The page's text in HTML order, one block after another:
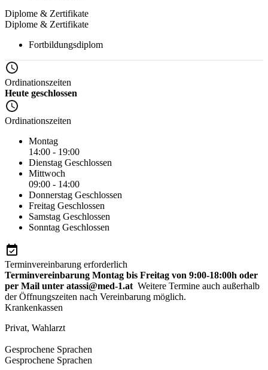
Diplome & Zertifikate
Diplome & Zertifikate
Fortbildungsdiplom
Ordinationszeiten
Heute geschlossen
Ordinationszeiten
Montag
14:00 - 19:00
Dienstag Geschlossen
Mittwoch
09:00 - 14:00
Donnerstag Geschlossen
Freitag Geschlossen
Samstag Geschlossen
Sonntag Geschlossen
Terminvereinbarung erforderlich
Terminvereinbarung Montag bis Freitag von 9:00-18:00h oder
per Mail unter atassi@med-1.at Weitere Termine auch außerhalb
der Öffnungszeiten nach Vereinbarung möglich.
Krankenkassen
Privat, Wahlarzt
Gesprochene Sprachen
Gesprochene Sprachen